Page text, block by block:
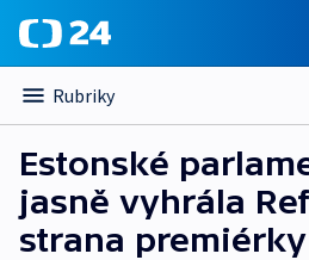
Rubriky
Estonské
jasně vyhrála
strana